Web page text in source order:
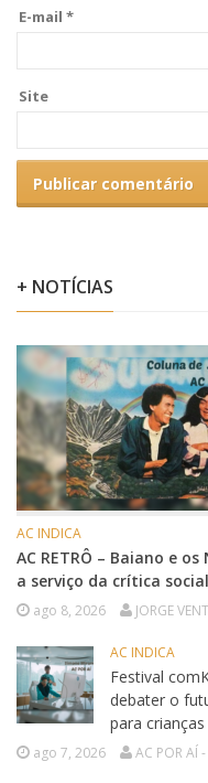
E-mail *
Site
+ NOTÍCIAS
AC INDICA
AC RETRÔ – Baiano e
a serviço da crítica
ago 8, 2026 JORGE
AC INDICA
Festival
debater o
para
ago 7, 2026 AC POR AÍ